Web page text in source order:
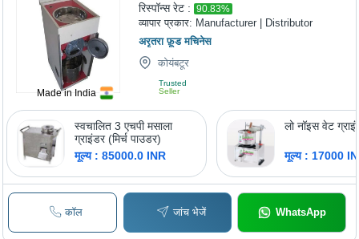
Made in India
रिस्पॉन्स रेट : 90.83%
व्यापार प्रकार: Manufacturer | Distributor
अरृतरा फ़ूड मचिनेस
कोयंबटूर
Trusted
Seller
स्वचालित 3 एचपी मसाला
ग्राइंडर (मिर्च पाउडर)
मूल्य : 85000.0 INR
लो नॉइस वेट
मूल्य : 17000
कॉल जांच भेजें WhatsApp